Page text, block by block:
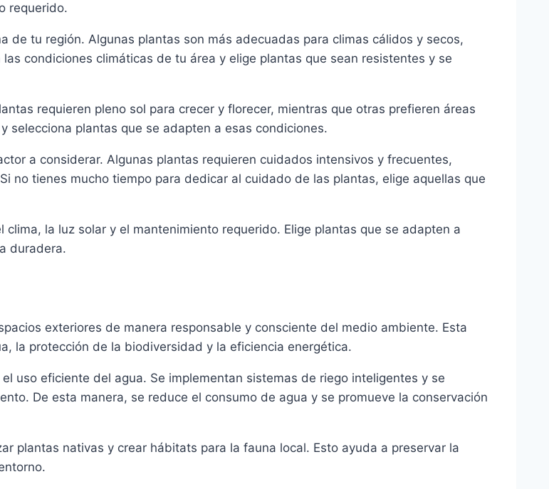
requerido.
tu región. Algunas plantas son más adecuadas para climas cálidos y secos,
condiciones climáticas de tu área y elige plantas que sean resistentes y se
requieren pleno sol para crecer y florecer, mientras que otras prefieren áreas
selecciona plantas que se adapten a esas condiciones.
a considerar. Algunas plantas requieren cuidados intensivos y frecuentes,
no tienes mucho tiempo para dedicar al cuidado de las plantas, elige aquellas que
la luz solar y el mantenimiento requerido. Elige plantas que se adapten a
duradera.
exteriores de manera responsable y consciente del medio ambiente. Esta
la protección de la biodiversidad y la eficiencia energética.
uso eficiente del agua. Se implementan sistemas de riego inteligentes y se
De esta manera, se reduce el consumo de agua y se promueve la conservación
plantas nativas y crear hábitats para la fauna local. Esto ayuda a preservar la